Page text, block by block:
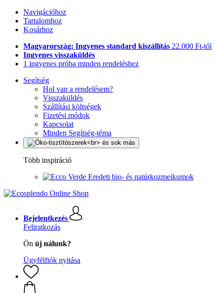
Navigációhoz
Tartalomhoz
Kosárhoz
Magyarország: Ingyenes standard kiszállítás 22.000 Ft-tól
Ingyenes visszaküldés
1 ingyenes próba minden rendeléshez
Segítség
Hol van a rendelésem?
Visszaküldés
Szállítási költségek
Fizetési módok
Kapcsolat
Minden Segítség-téma
Több inspiráció
Eredeti bio- és natúrkozmeikumok
Bejelentkezés
Feliratkozás
Ön új nálunk?
Ügyfélfiók nyitása